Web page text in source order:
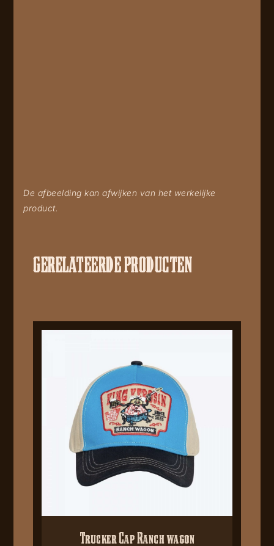
De afbeelding kan afwijken van het werkelijke
product.
GERELATEERDE PRODUCTEN
Trucker Cap Ranch wagon